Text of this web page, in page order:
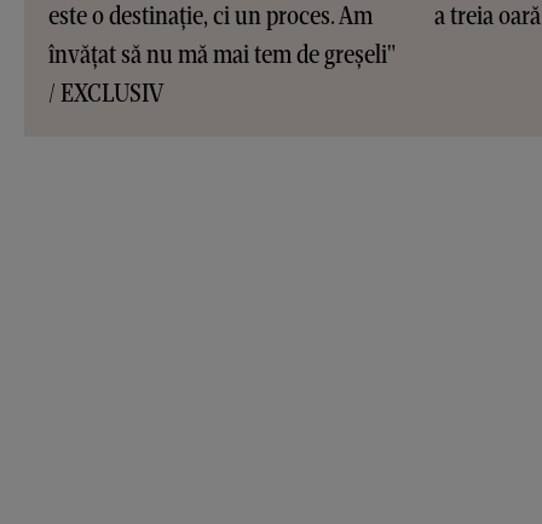
este o destinație, ci un proces. Am
învățat să nu mă mai tem de greșeli"
/ EXCLUSIV
a treia